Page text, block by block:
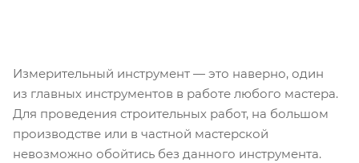
Измерительный инструмент — это наверно, один
из главных инструментов в работе любого мастера.
Для проведения строительных работ, на большом
производстве или в частной мастерской
невозможно обойтись без данного инструмента.